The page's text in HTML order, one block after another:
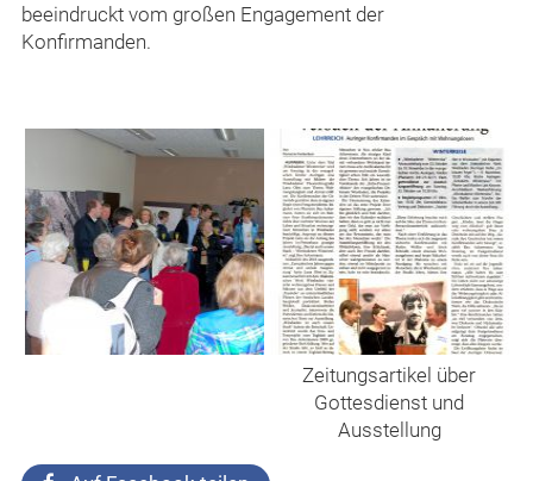
beeindruckt vom großen Engagement der
Konfirmanden.
Zeitungsartikel über
Gottesdienst und
Ausstellung